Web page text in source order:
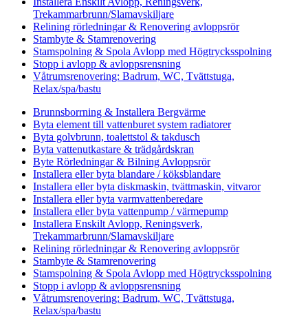
Trekammarbrunn/Slamavskiljare
Relining rörledningar & Renovering avloppsrör
Stambyte & Stamrenovering
Stamspolning & Spola Avlopp med Högtrycksspolning
Stopp i avlopp & avloppsrensning
Våtrumsrenovering: Badrum, WC, Tvättstuga,
Relax/spa/bastu
Brunnsborrning & Installera Bergvärme
Byta element till vattenburet system radiatorer
Byta golvbrunn, toalettstol & takdusch
Byta vattenutkastare & trädgårdskran
Byte Rörledningar & Bilning Avloppsrör
Installera eller byta blandare / köksblandare
Installera eller byta diskmaskin, tvättmaskin, vitvaror
Installera eller byta varmvattenberedare
Installera eller byta vattenpump / värmepump
Installera Enskilt Avlopp, Reningsverk,
Trekammarbrunn/Slamavskiljare
Relining rörledningar & Renovering avloppsrör
Stambyte & Stamrenovering
Stamspolning & Spola Avlopp med Högtrycksspolning
Stopp i avlopp & avloppsrensning
Våtrumsrenovering: Badrum, WC, Tvättstuga,
Relax/spa/bastu